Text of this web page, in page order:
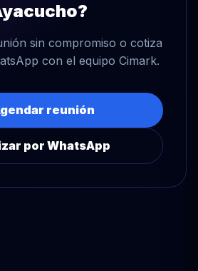
sin compromiso o cotiza
con el equipo Cimark.
reunión
por WhatsApp